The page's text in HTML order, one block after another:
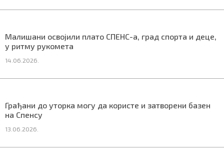
Малишани освојили плато СПЕНС-а, град спорта и деце,
у ритму рукомета
14.06.2026.
Грађани до уторка могу да користе и затворени базен
на Спенсу
13.06.2026.